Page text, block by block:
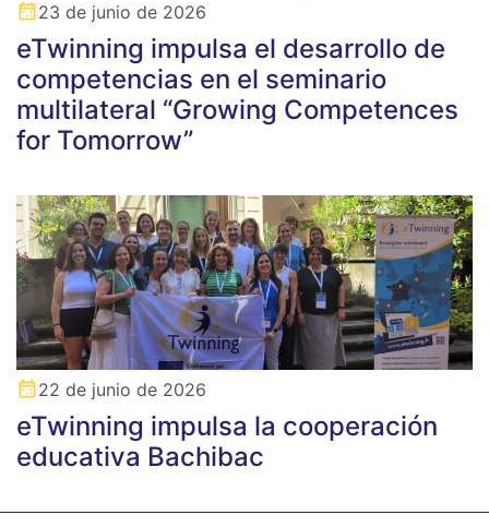
23 de junio de 2026
eTwinning impulsa el desarrollo de
competencias en el seminario
multilateral “Growing Competences
for Tomorrow”
22 de junio de 2026
eTwinning impulsa la cooperación
educativa Bachibac